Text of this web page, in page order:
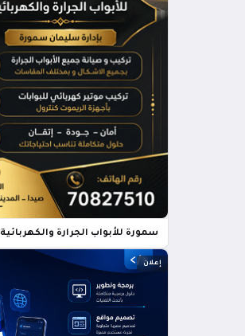
سمورة للأبواب الجرارة والكهربائية
إعلان